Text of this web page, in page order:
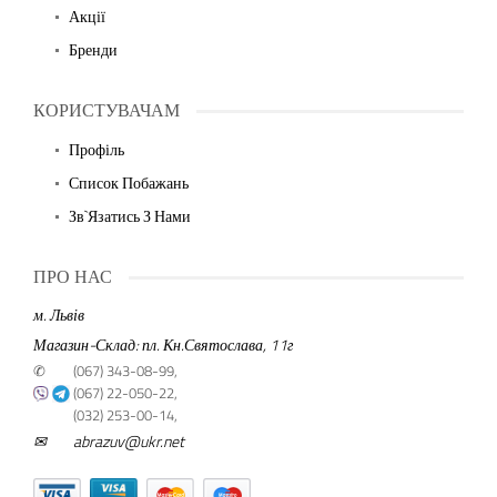
Акції
Бренди
КОРИСТУВАЧАМ
Профіль
Список Побажань
Зв`язатись З Нами
ПРО НАС
м. Львів
Магазин-Склад: пл. Кн.Святослава, 11г
✆
(067) 343-08-99,
(067) 22-050-22,
(032) 253-00-14,
✉ abrazuv@ukr.net